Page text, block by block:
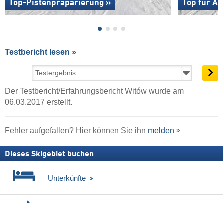
Top-Pistenpräparierung » Top für
Testbericht lesen »
Der Testbericht/Erfahrungsbericht Witów wurde am
06.03.2017 erstellt.
Fehler aufgefallen? Hier können Sie ihn melden
Dieses Skigebiet buchen
Unterkünfte